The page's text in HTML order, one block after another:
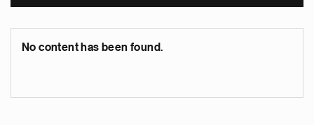
No content has been found.